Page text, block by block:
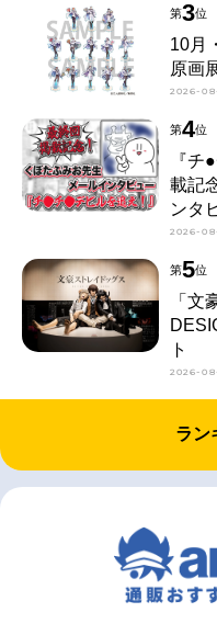
第3位
10月
原画
2026-
第4位
『チ
載記
ンタ
2026-
第5位
「文
ト
2026-
ラン